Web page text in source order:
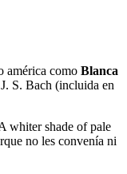
américa como Blanca
S. Bach (incluida en
whiter shade of pale
no les convenía ni